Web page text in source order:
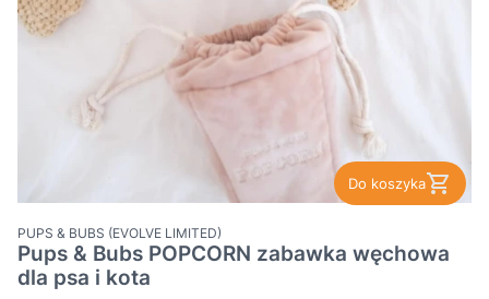
Do koszyka
PRODUCENT
PUPS & BUBS (EVOLVE LIMITED)
Pups & Bubs POPCORN zabawka węchowa
dla psa i kota